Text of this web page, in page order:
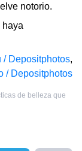
notorio.
haya
/ Depositphotos,
/ Depositphotos
de belleza que